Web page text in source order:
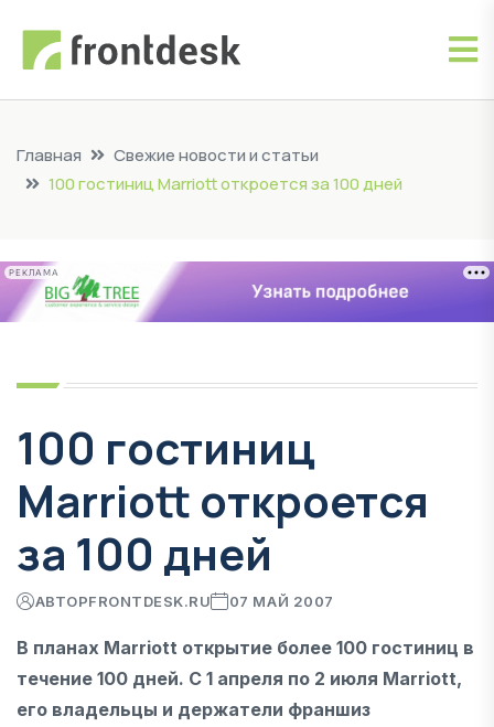
Главная
Свежие новости и статьи
100 гостиниц Marriott откроется за 100 дней
РЕКЛАМА
100 гостиниц
Marriott откроется
за 100 дней
АВТОРFRONTDESK.RU 07 МАЙ 2007
В планах Marriott открытие более 100 гостиниц в
течение 100 дней. С 1 апреля по 2 июля Marriott,
его владельцы и держатели франшиз